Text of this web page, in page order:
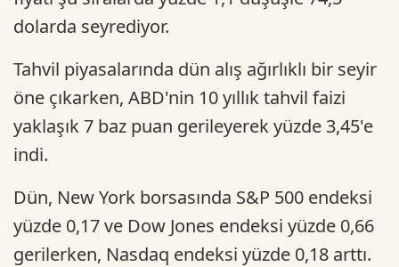
dolarda seyrediyor.
Tahvil piyasalarında dün alış ağırlıklı bir seyir
öne çıkarken, ABD'nin 10 yıllık tahvil faizi
yaklaşık 7 baz puan gerileyerek yüzde 3,45'e
indi.
Dün, New York borsasında S&P 500 endeksi
yüzde 0,17 ve Dow Jones endeksi yüzde 0,66
gerilerken, Nasdaq endeksi yüzde 0,18 arttı.